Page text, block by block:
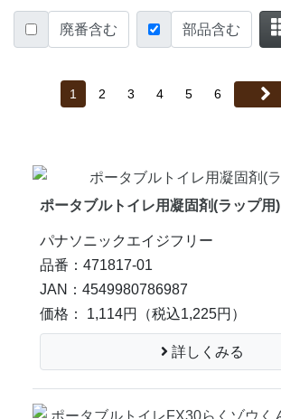
廃番含む 部品含む
1 2 3 4 5 6
ポータブルトイレ用凝固剤(ラップ用)
パナソニックエイジフリー
品番：471817-01
JAN：4549980786987
価格： 1,114円
（税込1,225円）
詳しくみる